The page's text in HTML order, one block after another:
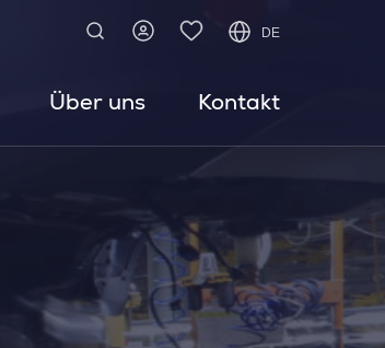
DE
Über uns Kontakt